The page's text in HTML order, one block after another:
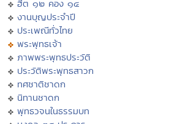
ฮีต ๑๒ คอง ๑๔
งานบุญประจำปี
ประเพณีทั่วไทย
พระพุทธเจ้า
ภาพพระพุทธประวัติ
ประวัติพระพุทธสาวก
ทศชาติชาดก
นิทานชาดก
พุทธวจนในธรรมบท